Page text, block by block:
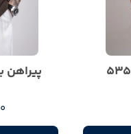
پیراهن